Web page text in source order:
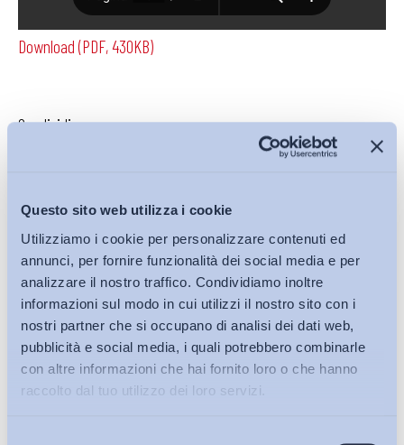
Questo sito web utilizza i cookie
Utilizziamo i cookie per personalizzare contenuti ed
annunci, per fornire funzionalità dei social media e per
analizzare il nostro traffico. Condividiamo inoltre
informazioni sul modo in cui utilizzi il nostro sito con i
nostri partner che si occupano di analisi dei dati web,
pubblicità e social media, i quali potrebbero combinarle
con altre informazioni che hai fornito loro o che hanno
raccolto dal tuo utilizzo dei loro servizi.
Download (PDF, 430KB)
Condividi su:
Iscriviti alla Newsletter